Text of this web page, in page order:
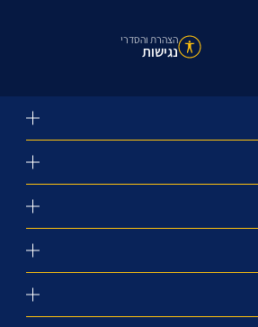
הצהרת והסדרי
נגישות